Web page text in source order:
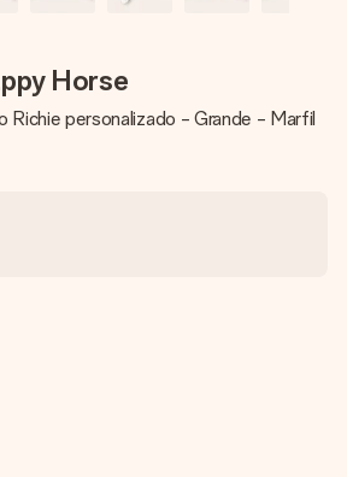
Horse
Richie personalizado - Grande - Marfil